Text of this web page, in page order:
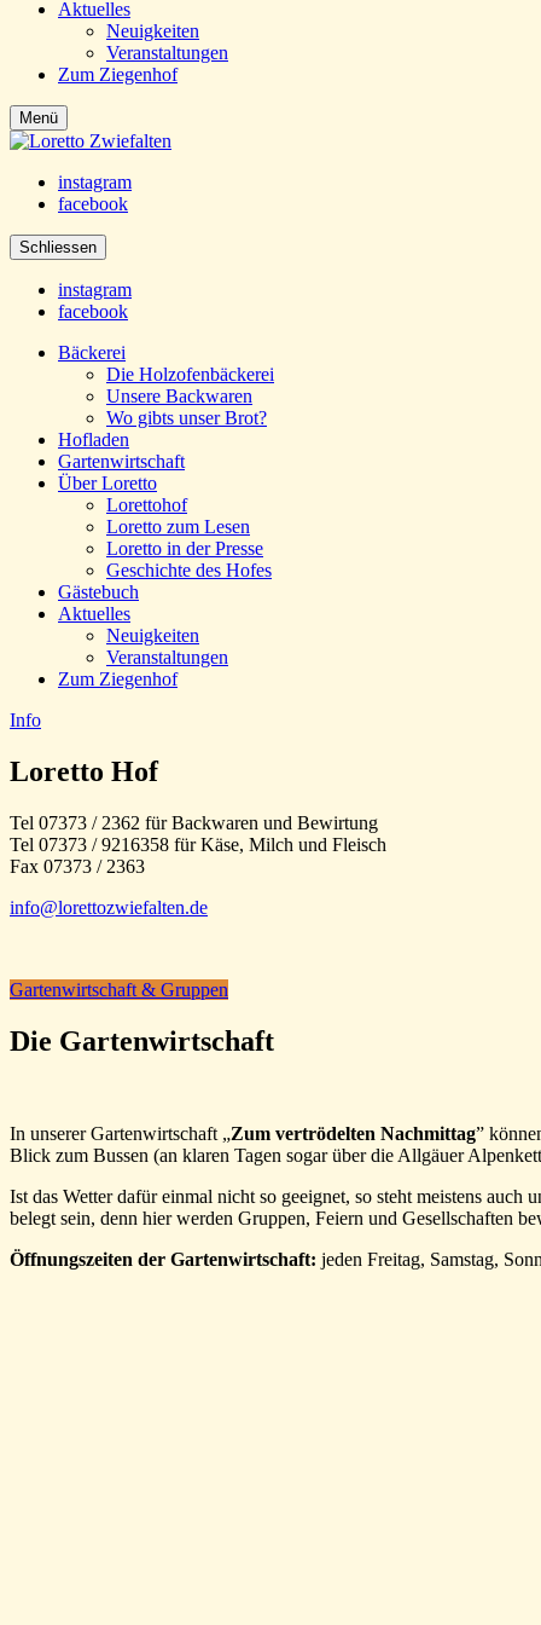
Aktuelles
Neuigkeiten
Veranstaltungen
Zum Ziegenhof
Menü
instagram
facebook
Schliessen
instagram
facebook
Bäckerei
Die Holzofenbäckerei
Unsere Backwaren
Wo gibts unser Brot?
Hofladen
Gartenwirtschaft
Über Loretto
Lorettohof
Loretto zum Lesen
Loretto in der Presse
Geschichte des Hofes
Gästebuch
Aktuelles
Neuigkeiten
Veranstaltungen
Zum Ziegenhof
Info
Loretto Hof
Tel 07373 / 2362 für Backwaren und Bewirtung
Tel 07373 / 9216358 für Käse, Milch und Fleisch
Fax 07373 / 2363
info@lorettozwiefalten.de
Gartenwirtschaft & Gruppen
Die Gartenwirtschaft
In unserer Gartenwirtschaft „Zum vertrödelten Nachmittag”
Blick zum Bussen (an klaren Tagen sogar über die Allgäuer
Ist das Wetter dafür einmal nicht so geeignet, so steht meistens
belegt sein, denn hier werden Gruppen, Feiern und Gesellschaften
Öffnungszeiten der Gartenwirtschaft: jeden Freitag, Samstag,